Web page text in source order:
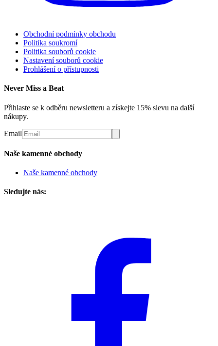
Obchodní podmínky obchodu
Politika soukromí
Politika souborů cookie
Nastavení souborů cookie
Prohlášení o přístupnosti
Never Miss a Beat
Přihlaste se k odběru newsletteru a získejte 15% slevu na další
nákupy.
Email
Naše kamenné obchody
Naše kamenné obchody
Sledujte nás: